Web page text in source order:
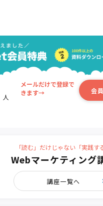
人
メールだけで登録で
きます→
会
「読む」だけじゃない「実践す
Webマーケティング
講座一覧へ